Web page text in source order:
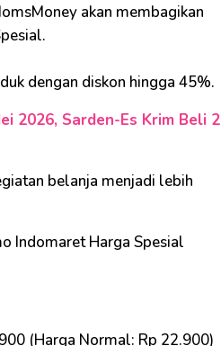
akan membagikan
dengan diskon hingga 45%.
2026, Sarden-Es Krim Beli 2
belanja menjadi lebih
Indomaret Harga Spesial
(Harga Normal: Rp 22.900)